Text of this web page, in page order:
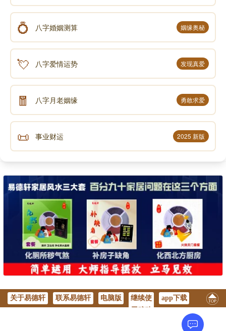
七星代替入中顺飞后，看上图，就把当元旺星三排
到子山。就实现了旺星到山。这就是兼向的好处，不是
当元旺山旺向就用兼向。
向盘也一样，七星到向，天元酉阴，逆飞。按口
诀，酉对应的挨星也是七，入中逆飞，就把旺星三排布
到午向上。大家可以试着推一推。
好了，兼向简单说到这里，下篇文章来梳理玄空风
水核心的东西，不管从玄空大卦出发，还是从九宫飞星
出发，其中易理都是相通的。都可以互相印证。
声明：部分内容来于网络，如有侵权，请联系我们删除！以上内容，并
不代表易德轩观点。
💍 八字婚姻测算 姻缘奥秘
💘 八字爱情运势 发现真爱
🧧 八字月老姻缘 勇敢求爱
📜 事业财运 2025 新版
关于易德轩 联系易德轩 电脑版
继续使
app下载